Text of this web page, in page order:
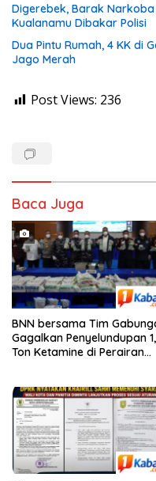
Digerebek, Barak
Kualanamu Dibakar Polisi
Dua Pintu Rumah, 4 KK di
Jago Merah
Post Views: 236
Baca Juga
BNN bersama Tim
Gagalkan Penyelundupan
Ton Ketamine di Perairan